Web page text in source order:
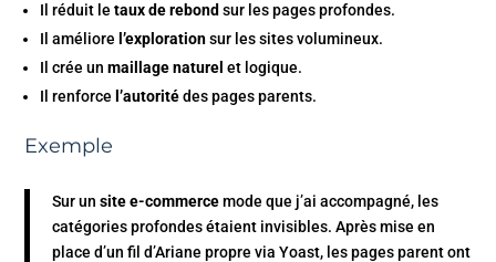
Il réduit letaux de rebond sur les pages profondes.
Il améliore l’explorationsur les sites volumineux.
Il crée unmaillage naturel et logique.
Il renforce l’autoritédes pages parents.
Exemple
Sur unsite e-commercemode que j’ai accompagné, les
catégories profondes étaient invisibles. Après mise en
place d’un fil d’Ariane propre via Yoast, les pages parent ont